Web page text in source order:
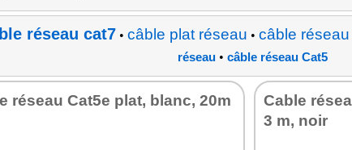
réseau cat7 • câble plat réseau • câble
réseau• câble réseau Cat5
réseau Cat5e plat, blanc, 20m
Cable
3 m, noir